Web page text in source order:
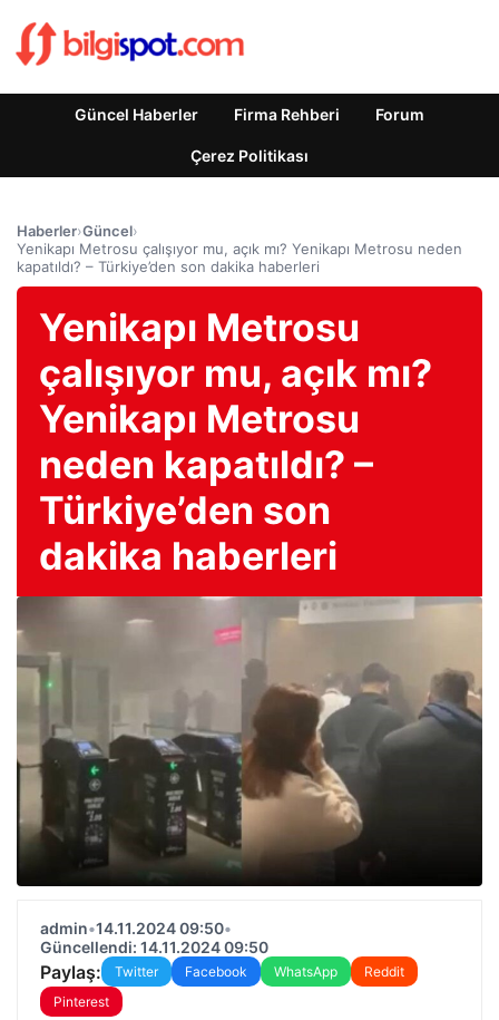
Güncel Haberler Firma Rehberi Forum
Çerez Politikası
Haberler›Güncel›
Yenikapı Metrosu çalışıyor mu, açık mı? Yenikapı Metrosu neden
kapatıldı? – Türkiye’den son dakika haberleri
Yenikapı Metrosu
çalışıyor mu, açık mı?
Yenikapı Metrosu
neden kapatıldı? –
Türkiye’den son
dakika haberleri
admin•14.11.2024 09:50•
Güncellendi: 14.11.2024 09:50
Paylaş: Twitter Facebook WhatsApp
Reddit
Pinterest